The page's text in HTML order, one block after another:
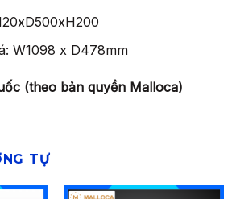
W1098 x D478mm
(theo bản quyền Malloca)
TỰ